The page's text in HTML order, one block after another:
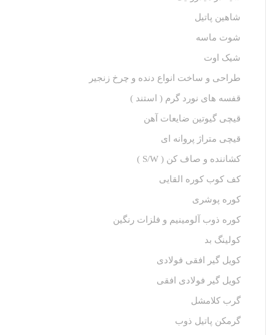
شاهین پاتیل
شوت ماسه
شیک اوت
طراحی و ساخت انواع دنده و چرخ زنجیر
قفسه های نورد گرم ( استند )
قیچی گیوتین ضایعات آهن
قیچی متراژ پروانه ای
کشاننده و صاف کن ( S/W )
کف کوب کوره القا‌یی
کوره پوشری
کوره ذوب آلومینیم و فلزات رنگین
کولینگ بد
کویل گیر افقی فولادی
کویل گیر فولادی افقی
گرب کلامشل
گرمکن پاتیل ذوب